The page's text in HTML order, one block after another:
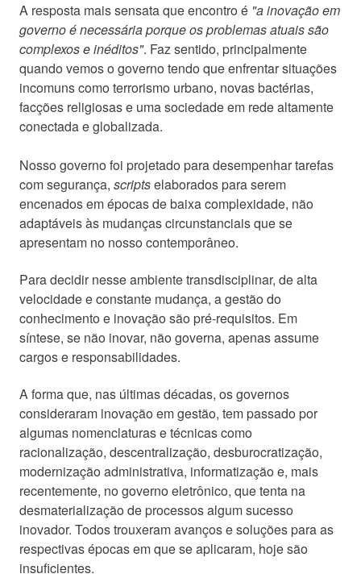
A resposta mais sensata que encontro é "a inovação em
governo é necessária porque os problemas atuais são
complexos e inéditos". Faz sentido, principalmente
quando vemos o governo tendo que enfrentar situações
incomuns como terrorismo urbano, novas bactérias,
facções religiosas e uma sociedade em rede altamente
conectada e globalizada.
Nosso governo foi projetado para desempenhar tarefas
com segurança, scriptselaborados para serem
encenados em épocas de baixa complexidade, não
adaptáveis às mudanças circunstanciais que se
apresentam no nosso contemporâneo.
Para decidir nesse ambiente transdisciplinar, de alta
velocidade e constante mudança, a gestão do
conhecimento e inovação são pré-requisitos. Em
síntese, se não inovar, não governa, apenas assume
cargos e responsabilidades.
A forma que, nas últimas décadas, os governos
consideraram inovação em gestão, tem passado por
algumas nomenclaturas e técnicas como
racionalização, descentralização, desburocratização,
modernização administrativa, informatização e, mais
recentemente, no governo eletrônico, que tenta na
desmaterialização de processos algum sucesso
inovador. Todos trouxeram avanços e soluções para as
respectivas épocas em que se aplicaram, hoje são
insuficientes.